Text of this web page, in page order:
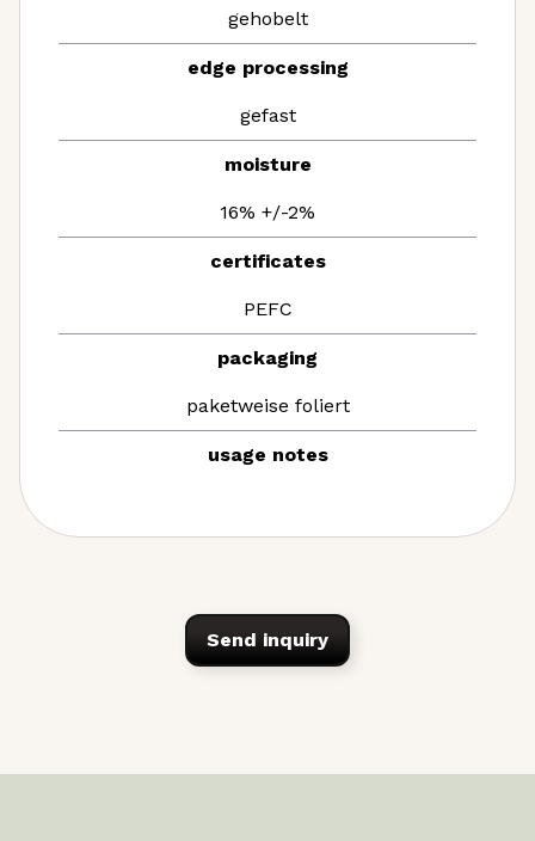
gehobelt
edge processing
gefast
moisture
16% +/-2%
certificates
PEFC
packaging
paketweise foliert
usage notes
Send inquiry